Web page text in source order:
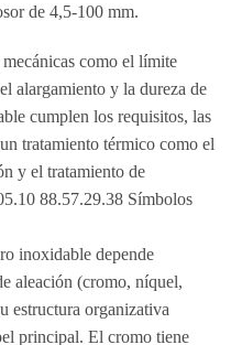
de 4,5-100 mm.
como el límite
alargamiento y la dureza de
cumplen los requisitos, las
tratamiento térmico como el
y el tratamiento de
88.57.29.38 Símbolos
inoxidable depende
aleación (cromo, níquel,
estructura organizativa
principal. El cromo tiene